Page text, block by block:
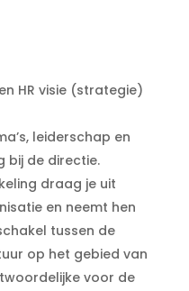
HR visie (strategie)
leiderschap en
bij de directie.
draag je uit
en neemt hen
tussen de
op het gebied van
voor de